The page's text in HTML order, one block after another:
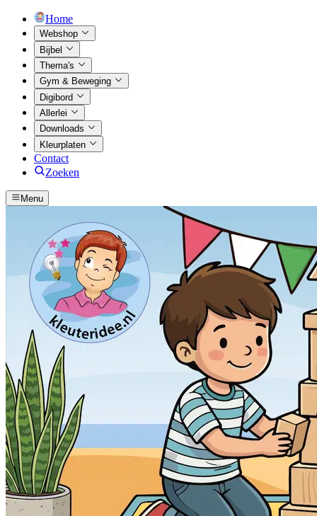
Home
Webshop
Bijbel
Thema's
Gym & Beweging
Digibord
Allerlei
Downloads
Kleurplaten
Contact
Zoeken
Menu